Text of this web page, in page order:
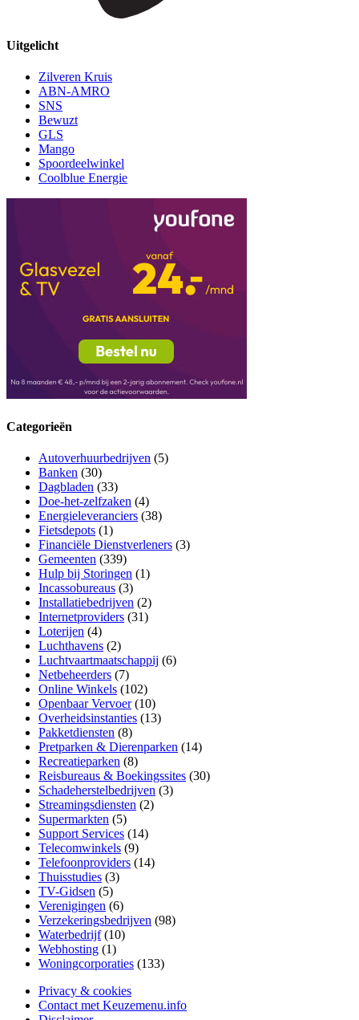
Uitgelicht
Zilveren Kruis
ABN-AMRO
SNS
Bewuzt
GLS
Mango
Spoordeelwinkel
Coolblue Energie
Categorieën
Autoverhuurbedrijven (5)
Banken (30)
Dagbladen (33)
Doe-het-zelfzaken (4)
Energieleveranciers (38)
Fietsdepots (1)
Financiële Dienstverleners (3)
Gemeenten (339)
Hulp bij Storingen (1)
Incassobureaus (3)
Installatiebedrijven (2)
Internetproviders (31)
Loterijen (4)
Luchthavens (2)
Luchtvaartmaatschappij (6)
Netbeheerders (7)
Online Winkels (102)
Openbaar Vervoer(10)
Overheidsinstanties (13)
Pakketdiensten (8)
Pretparken & Dierenparken (14)
Recreatieparken (8)
Reisbureaus & Boekingssites (30)
Schadeherstelbedrijven (3)
Streamingsdiensten (2)
Supermarkten (5)
Support Services (14)
Telecomwinkels (9)
Telefoonproviders (14)
Thuisstudies (3)
TV-Gidsen (5)
Verenigingen (6)
Verzekeringsbedrijven (98)
Waterbedrijf(10)
Webhosting (1)
Woningcorporaties (133)
Privacy & cookies
Contact met Keuzemenu.info